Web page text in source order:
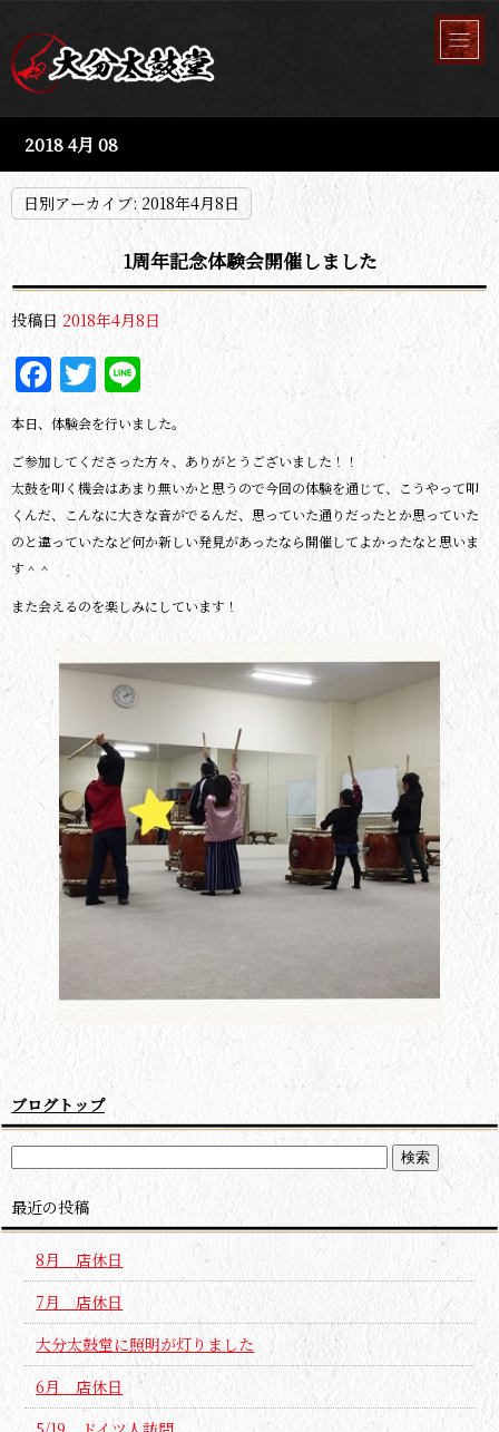
2018 4月 08
日別アーカイブ: 2018年4月8日
1周年記念体験会開催しました
投稿日 2018年4月8日
Facebook
Twitter
Line
本日、体験会を行いました。
ご参加してくださった方々、ありがとうございました！！
太鼓を叩く機会はあまり無いかと思うので今回の体験を通じて、こうやって叩
くんだ、こんなに大きな音がでるんだ、思っていた通りだったとか思っていた
のと違っていたなど何か新しい発見があったなら開催してよかったなと思いま
す＾＾
また会えるのを楽しみにしています！
ブログトップ
最近の投稿
8月 店休日
7月 店休日
大分太鼓堂に照明が灯りました
6月 店休日